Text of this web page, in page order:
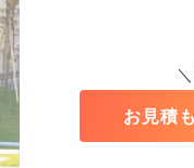
お見積